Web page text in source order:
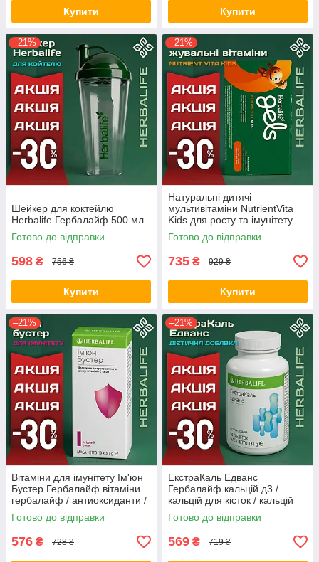
Купити Купити
–21%
Шейкер для коктейлю
Herbalife Гербалайф 500 мл
Готово до відправки
598 ₴ 756 ₴
Купити
–21%
Натуральні дитячі
мультивітаміни NutrientVita
Kids для росту та імунітету
Гербалайф Herbalife( 30
жувальних пастилок)
Готово до відправки
735 ₴ 929 ₴
Купити
–21%
Вітаміни для імунітету Ім'юн
Бустер Гербалайф вітаміни
гербалайф / антиоксиданти /
бузина для імунітету
Оригінал Herbalife Акція
Готово до відправки
576 ₴ 728 ₴
–21%
ЕкстраКаль Едванс
Гербалайф кальцій д3 /
кальцій для кісток / кальцій
магній цинк / вітаміни для
кісток Оригінал Herbalife
Готово до відправки
569 ₴ 719 ₴